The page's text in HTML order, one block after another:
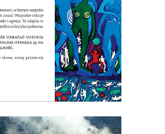
DO KOSZYKA
czytelników!